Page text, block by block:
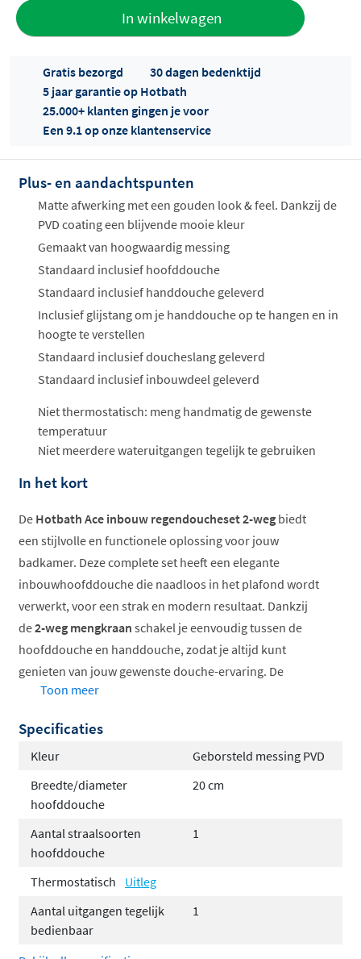
In winkelwagen
Offertes
ophalen...
Gratis bezorgd
30 dagen bedenktijd
5 jaar garantie op Hotbath
25.000+ klanten gingen je voor
Een 9.1 op onze klantenservice
Plus- en aandachtspunten
Matte afwerking met een gouden look & feel. Dankzij de
PVD coating een blijvende mooie kleur
Gemaakt van hoogwaardig messing
Standaard inclusief hoofddouche
Standaard inclusief handdouche geleverd
Inclusief glijstang om je handdouche op te hangen en in
hoogte te verstellen
Standaard inclusief doucheslang geleverd
Standaard inclusief inbouwdeel geleverd
Niet thermostatisch: meng handmatig de gewenste
temperatuur
Niet meerdere wateruitgangen tegelijk te gebruiken
In het kort
De Hotbath Ace inbouw regendoucheset 2-weg biedt
een stijlvolle en functionele oplossing voor jouw
badkamer. Deze complete set heeft een elegante
inbouwhoofddouche die naadloos in het plafond wordt
verwerkt, voor een strak en modern resultaat. Dankzij
de2-weg mengkraan schakel je eenvoudig tussen de
hoofddouche en handdouche, zodat je altijd kunt
genieten van jouw gewenste douche-ervaring. De
temperatuur dien je nog wel handmatig te mengen.
Je kunt de set volledig aanpassen naar jouw smaak met
de volgende opties:
Keuze uit 6 kleuren
Keuze uit 3 verschillende type hoofddouches
Hoofddouchebevestiging via een wandarm of een
plafondbuis, afhankelijk van jouw
badkamerontwerp.
een elegante staafhanddouche of een veelzijdige
Toon meer
Specificaties
Kleur
Geborsteld messing PVD
Breedte/diameter
hoofddouche
20 cm
Aantal straalsoorten
hoofddouche
1
Thermostatisch
Uitleg
Aantal uitgangen tegelijk
bedienbaar
1